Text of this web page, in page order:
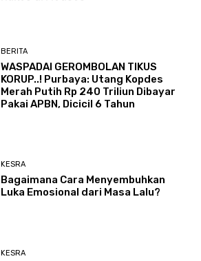
BERITA
WASPADAI GEROMBOLAN TIKUS
KORUP..! Purbaya: Utang Kopdes
Merah Putih Rp 240 Triliun Dibayar
Pakai APBN, Dicicil 6 Tahun
KESRA
Bagaimana Cara Menyembuhkan
Luka Emosional dari Masa Lalu?
KESRA